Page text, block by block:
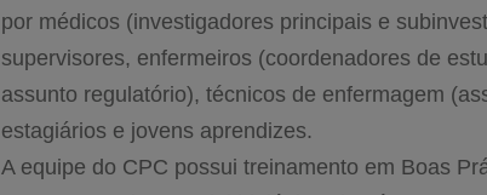
por médicos (investigadores principais e
supervisores, enfermeiros (coordenadores de
assunto regulatório), técnicos de enfermagem
estagiários e jovens aprendizes.
A equipe do CPC possui treinamento em Boas